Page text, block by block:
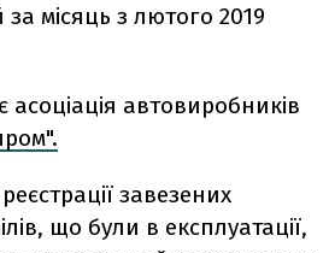
за місяць з лютого 2019
автовиробників
завезених
що були в експлуатації,